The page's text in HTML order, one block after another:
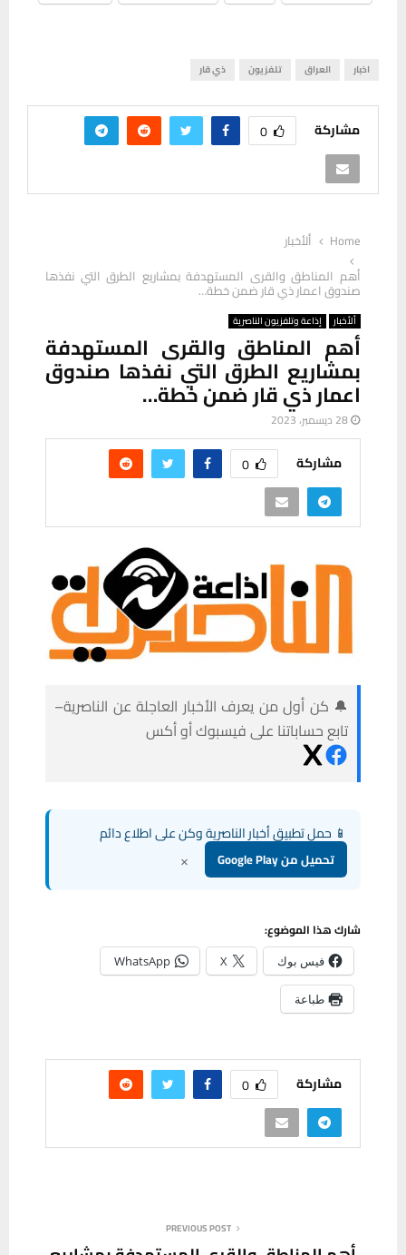
اخبار العراق تلفزيون ذي قار
مشاركة 0
Home
ألأخبار
أهم المناطق والقرى المستهدفة بمشاريع الطرق التي نفذها
صندوق اعمار ذي قار ضمن خطة…
ألأخبار إذاعة وتلفزيون الناصرية
أهم المناطق والقرى المستهدفة
بمشاريع الطرق التي نفذها صندوق
اعمار ذي قار ضمن خطة…
28 ديسمبر، 2023
مشاركة 0
🔔 كن أول من يعرف الأخبار العاجلة عن الناصرية–
تابع حساباتنا على فيسبوك أو أكس
📱 حمل تطبيق أخبار الناصرية وكن على اطلاع دائم
تحميل من Google Play ×
شارك هذا الموضوع:
فيس بوك X
WhatsApp
طباعة
مشاركة 0
PREVIOUS POST